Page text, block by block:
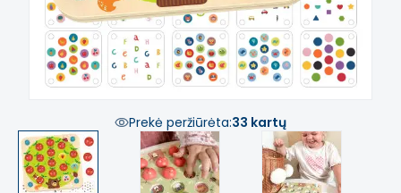
Prekė peržiūrėta:33 kartų